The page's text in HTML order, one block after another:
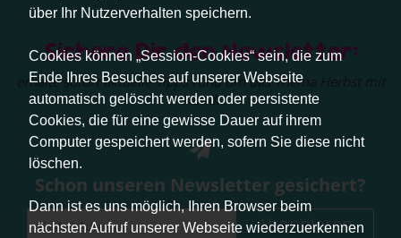
über Ihr Nutzerverhalten speichern.
Cookies können „Session-Cookies“ sein, die zum
Ende Ihres Besuches auf unserer Webseite
automatisch gelöscht werden oder persistente
Cookies, die für eine gewisse Dauer auf ihrem
Computer gespeichert werden, sofern Sie diese nicht
löschen.
Dann ist es uns möglich, Ihren Browser beim
nächsten Aufruf unserer Webseite wiederzuerkennen
Sichere Dir den Newsletter:
erhalte sofort aktuelle Tipps rund um das Thema Herbst mit
Hund.
Schon unseren Newsletter gesichert?
Abonnieren